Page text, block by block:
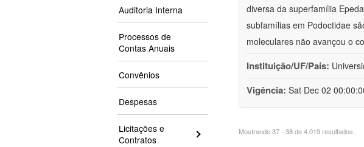
Auditoria Interna
Processos de
Contas Anuais
Convênios
Despesas
Licitações e
Contratos
diversa da superfamília
subfamílias em Podoctidae
moleculares não avançou o
Instituição/UF/País:
Vigência: Sat Dec 02
Mostrando 37 - 38 de 4.019 resultados.